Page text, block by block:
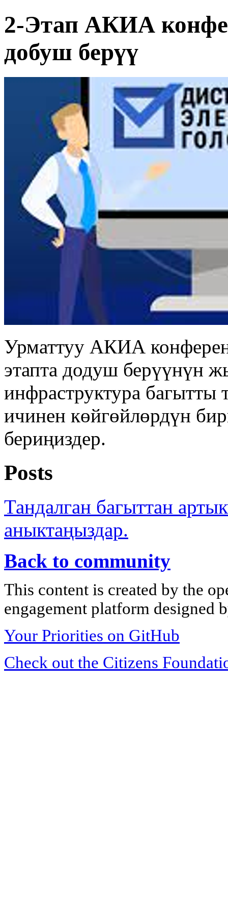
2-Этап АКИА
добуш берүү
Урматтуу АКИА
этапта додуш берүүнүн
инфраструктура багытты
ичинен көйгөйлөрдүн
бериңиздер.
Posts
Тандалган багыттан
аныктаңыздар.
Back to community
This content is created by the
engagement platform designed
Your Priorities on GitHub
Check out the Citizens